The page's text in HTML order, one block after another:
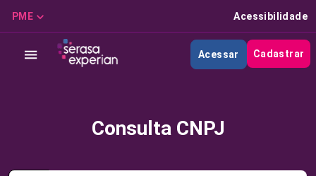
PME Acessibilidade
Acessar Cadastrar
Consulta CNPJ